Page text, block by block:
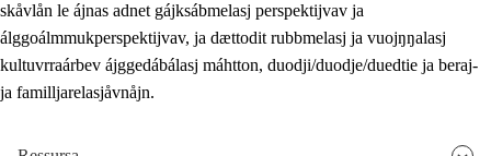
skåvlån le ájnas adnet gájksábmelasj perspektijvav ja
álggoálmmukperspektijvav, ja dættodit rubbmelasj ja vuojŋŋalasj
kultuvrraárbev ájggedábálasj máhtton, duodji/duodje/duedtie ja beraj-
ja familljarelasjåvnåjn.